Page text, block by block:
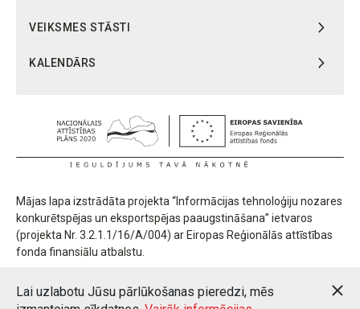
VEIKSMES STĀSTI
KALENDĀRS
Mājas lapa izstrādāta projekta “Informācijas tehnoloģiju nozares
konkurētspējas un eksportspējas paaugstināšana” ietvaros
(projekta Nr. 3.2.1.1/16/A/004) ar Eiropas Reģionālās attīstības
fonda finansiālu atbalstu.
Latvijas Digitālās inovācijas centrs. Visas tiesības aizsargātas.
Lai uzlabotu Jūsu pārlūkošanas pieredzi, mēs